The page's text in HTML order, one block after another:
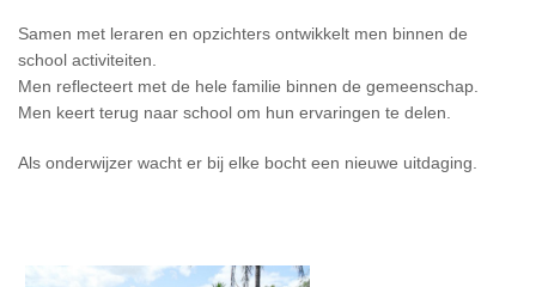
Samen met leraren en opzichters ontwikkelt men binnen de
school activiteiten.
Men reflecteert met de hele familie binnen de gemeenschap.
Men keert terug naar school om hun ervaringen te delen.
Als onderwijzer wacht er bij elke bocht een nieuwe uitdaging.